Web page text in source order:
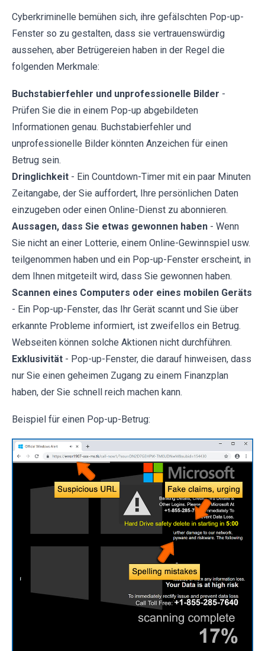
Cyberkriminelle bemühen sich, ihre gefälschten Pop-up-
Fenster so zu gestalten, dass sie vertrauenswürdig
aussehen, aber Betrügereien haben in der Regel die
folgenden Merkmale:
Buchstabierfehler und unprofessionelle Bilder -
Prüfen Sie die in einem Pop-up abgebildeten
Informationen genau. Buchstabierfehler und
unprofessionelle Bilder könnten Anzeichen für einen
Betrug sein.
Dringlichkeit - Ein Countdown-Timer mit ein paar Minuten
Zeitangabe, der Sie auffordert, Ihre persönlichen Daten
einzugeben oder einen Online-Dienst zu abonnieren.
Aussagen, dass Sie etwas gewonnen haben - Wenn
Sie nicht an einer Lotterie, einem Online-Gewinnspiel usw.
teilgenommen haben und ein Pop-up-Fenster erscheint, in
dem Ihnen mitgeteilt wird, dass Sie gewonnen haben.
Scannen eines Computers oder eines mobilen Geräts
- Ein Pop-up-Fenster, das Ihr Gerät scannt und Sie über
erkannte Probleme informiert, ist zweifellos ein Betrug.
Webseiten können solche Aktionen nicht durchführen.
Exklusivität - Pop-up-Fenster, die darauf hinweisen, dass
nur Sie einen geheimen Zugang zu einem Finanzplan
haben, der Sie schnell reich machen kann.
Beispiel für einen Pop-up-Betrug: